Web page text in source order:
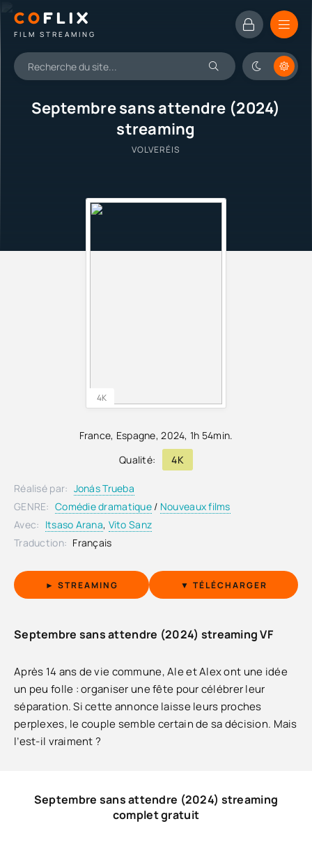
COFLIX
FILM STREAMING
Septembre sans attendre (2024)
streaming
VOLVERÉIS
France, Espagne,2024, 1h 54min.
Qualité:
4K
4K
► STREAMING ▼ TÉLÉCHARGER
Réalisé par: Jonás Trueba
GENRE: Comédie dramatique / Nouveaux films
Avec: Itsaso Arana, Vito Sanz
Traduction: Français
Septembre sans attendre (2024) streaming VF
Après 14 ans de vie commune, Ale et Alex ont une idée
un peu folle : organiser une fête pour célébrer leur
séparation. Si cette annonce laisse leurs proches
perplexes, le couple semble certain de sa décision. Mais
l’est-il vraiment ?
Septembre sans attendre (2024) streaming
complet gratuit